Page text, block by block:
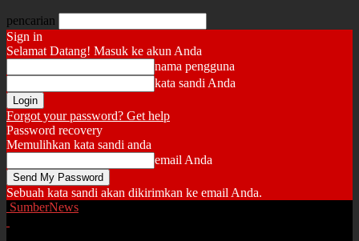
pencarian
Sign in
Selamat Datang! Masuk ke akun Anda
nama pengguna
kata sandi Anda
Forgot your password? Get help
Password recovery
Memulihkan kata sandi anda
email Anda
Sebuah kata sandi akan dikirimkan ke email Anda.
SumberNews